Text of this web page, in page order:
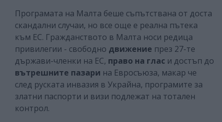
Програмата на Малта беше съпътствана от доста
скандални случаи, но все още е реална пътека
към ЕС. Гражданството в Малта носи редица
привилегии - свободно движение през 27-те
държави-членки на ЕС, право на глас и достъп до
вътрешните пазари на Евросъюза, макар че
след руската инвазия в Украйна, програмите за
златни паспорти и визи подлежат на тотален
контрол.